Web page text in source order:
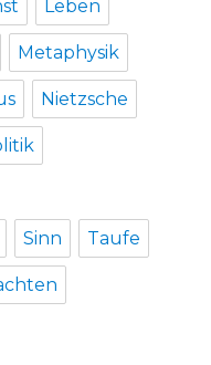
Leben
Metaphysik
Nietzsche
Sinn Taufe